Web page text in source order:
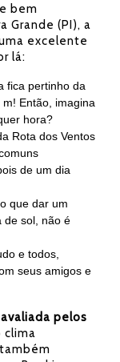
bem
Grande (PI), a
excelente
lá:
fica pertinho da
Então, imagina
hora?
Rota dos Ventos
de um dia
que dar um
de sol, não é
e todos,
seus amigos e
pelos
clima